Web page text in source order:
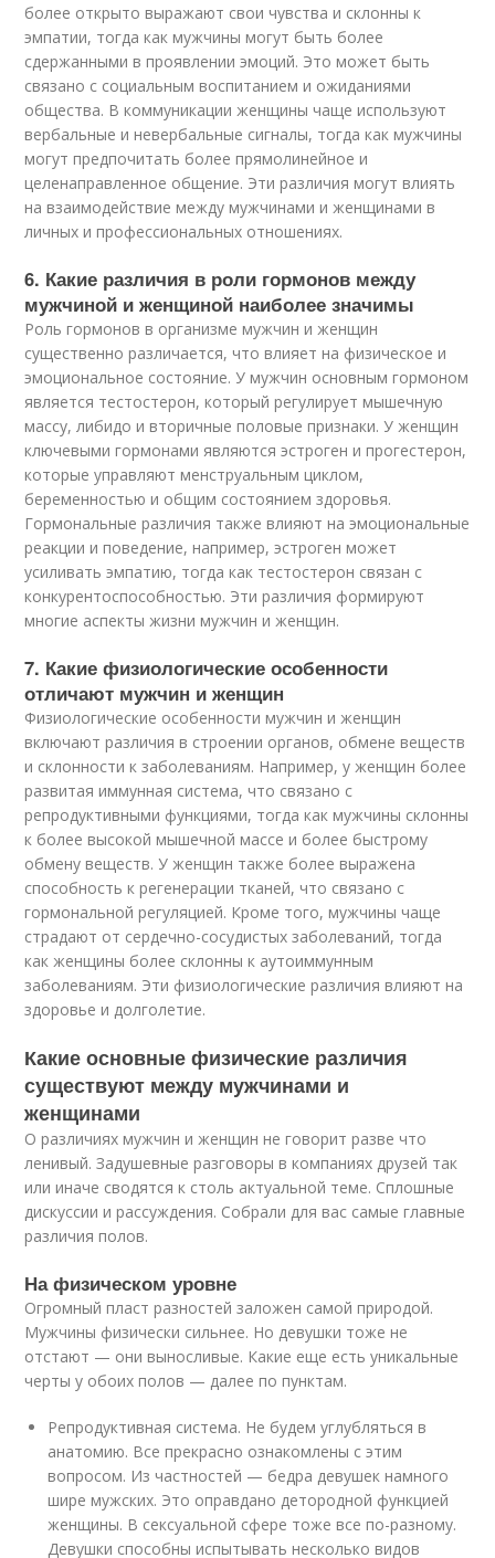
более открыто выражают свои чувства и склонны к
эмпатии, тогда как мужчины могут быть более
сдержанными в проявлении эмоций. Это может быть
связано с социальным воспитанием и ожиданиями
общества. В коммуникации женщины чаще используют
вербальные и невербальные сигналы, тогда как мужчины
могут предпочитать более прямолинейное и
целенаправленное общение. Эти различия могут влиять
на взаимодействие между мужчинами и женщинами в
личных и профессиональных отношениях.
6. Какие различия в роли гормонов между
мужчиной и женщиной наиболее значимы
Роль гормонов в организме мужчин и женщин
существенно различается, что влияет на физическое и
эмоциональное состояние. У мужчин основным гормоном
является тестостерон, который регулирует мышечную
массу, либидо и вторичные половые признаки. У женщин
ключевыми гормонами являются эстроген и прогестерон,
которые управляют менструальным циклом,
беременностью и общим состоянием здоровья.
Гормональные различия также влияют на эмоциональные
реакции и поведение, например, эстроген может
усиливать эмпатию, тогда как тестостерон связан с
конкурентоспособностью. Эти различия формируют
многие аспекты жизни мужчин и женщин.
7. Какие физиологические особенности
отличают мужчин и женщин
Физиологические особенности мужчин и женщин
включают различия в строении органов, обмене веществ
и склонности к заболеваниям. Например, у женщин более
развитая иммунная система, что связано с
репродуктивными функциями, тогда как мужчины склонны
к более высокой мышечной массе и более быстрому
обмену веществ. У женщин также более выражена
способность к регенерации тканей, что связано с
гормональной регуляцией. Кроме того, мужчины чаще
страдают от сердечно-сосудистых заболеваний, тогда
как женщины более склонны к аутоиммунным
заболеваниям. Эти физиологические различия влияют на
здоровье и долголетие.
Какие основные физические различия
существуют между мужчинами и
женщинами
О различиях мужчин и женщин не говорит разве что
ленивый. Задушевные разговоры в компаниях друзей так
или иначе сводятся к столь актуальной теме. Сплошные
дискуссии и рассуждения. Собрали для вас самые главные
различия полов.
На физическом уровне
Огромный пласт разностей заложен самой природой.
Мужчины физически сильнее. Но девушки тоже не
отстают — они выносливые. Какие еще есть уникальные
черты у обоих полов — далее по пунктам.
Репродуктивная система. Не будем углубляться в
анатомию. Все прекрасно ознакомлены с этим
вопросом. Из частностей — бедра девушек намного
шире мужских. Это оправдано детородной функцией
женщины. В сексуальной сфере тоже все по-разному.
Девушки способны испытывать несколько видов